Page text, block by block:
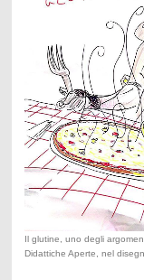
Il glutine, uno degli
Didattiche Aperte, nel